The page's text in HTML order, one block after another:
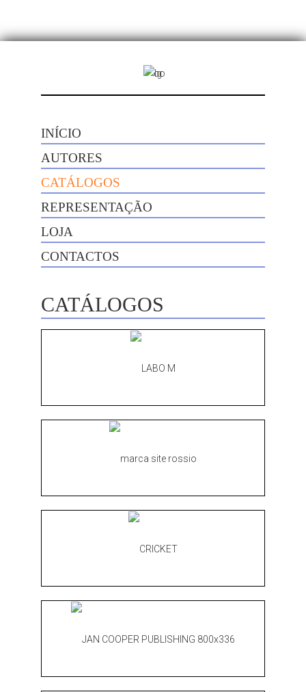
INÍCIO
AUTORES
CATÁLOGOS
REPRESENTAÇÃO
LOJA
CONTACTOS
CATÁLOGOS